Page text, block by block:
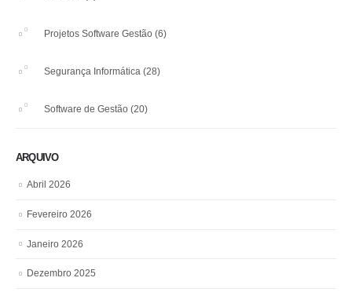
Projetos Software Gestão (6)
Segurança Informática (28)
Software de Gestão (20)
ARQUIVO
Abril 2026
Fevereiro 2026
Janeiro 2026
Dezembro 2025